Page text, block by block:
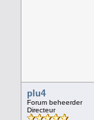
plu4
Forum beheerder
Directeur